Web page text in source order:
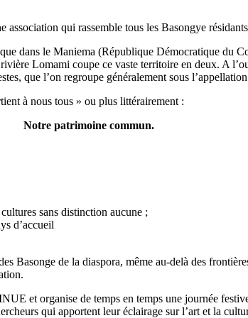
association qui rassemble tous les Basongye
dans le Maniema (République Démocratique du
Lomami coupe ce vaste territoire en deux. A
que l’on regroupe généralement sous l’appellation
à nous tous » ou plus littérairement :
Notre patrimoine commun.
sans distinction aucune ;
d’accueil
Basonge de la diaspora, même au-delà des
et organise de temps en temps une journée
qui apportent leur éclairage sur l’art et la